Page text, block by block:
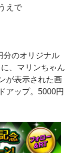
えで
分のオリジナル
、マリンちゃん
が表示された画
アップ。5000円